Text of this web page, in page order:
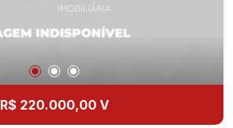
R$ 220.000,00 V